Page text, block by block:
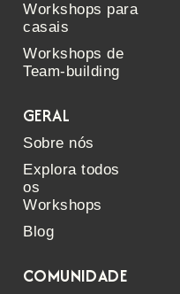
Workshops para
casais
Workshops de
Team-building
GERAL
Sobre nós
Explora todos
os
Workshops
Blog
COMUNIDADE